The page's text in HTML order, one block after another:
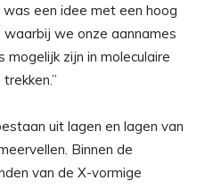
was een idee met een hoog
waarbij we onze aannames
zijn in moleculaire
​​uit lagen en lagen van
Binnen de
van de X-vormige